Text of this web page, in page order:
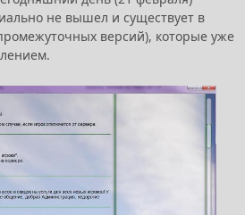
не вышел и существует в
версий), которые уже